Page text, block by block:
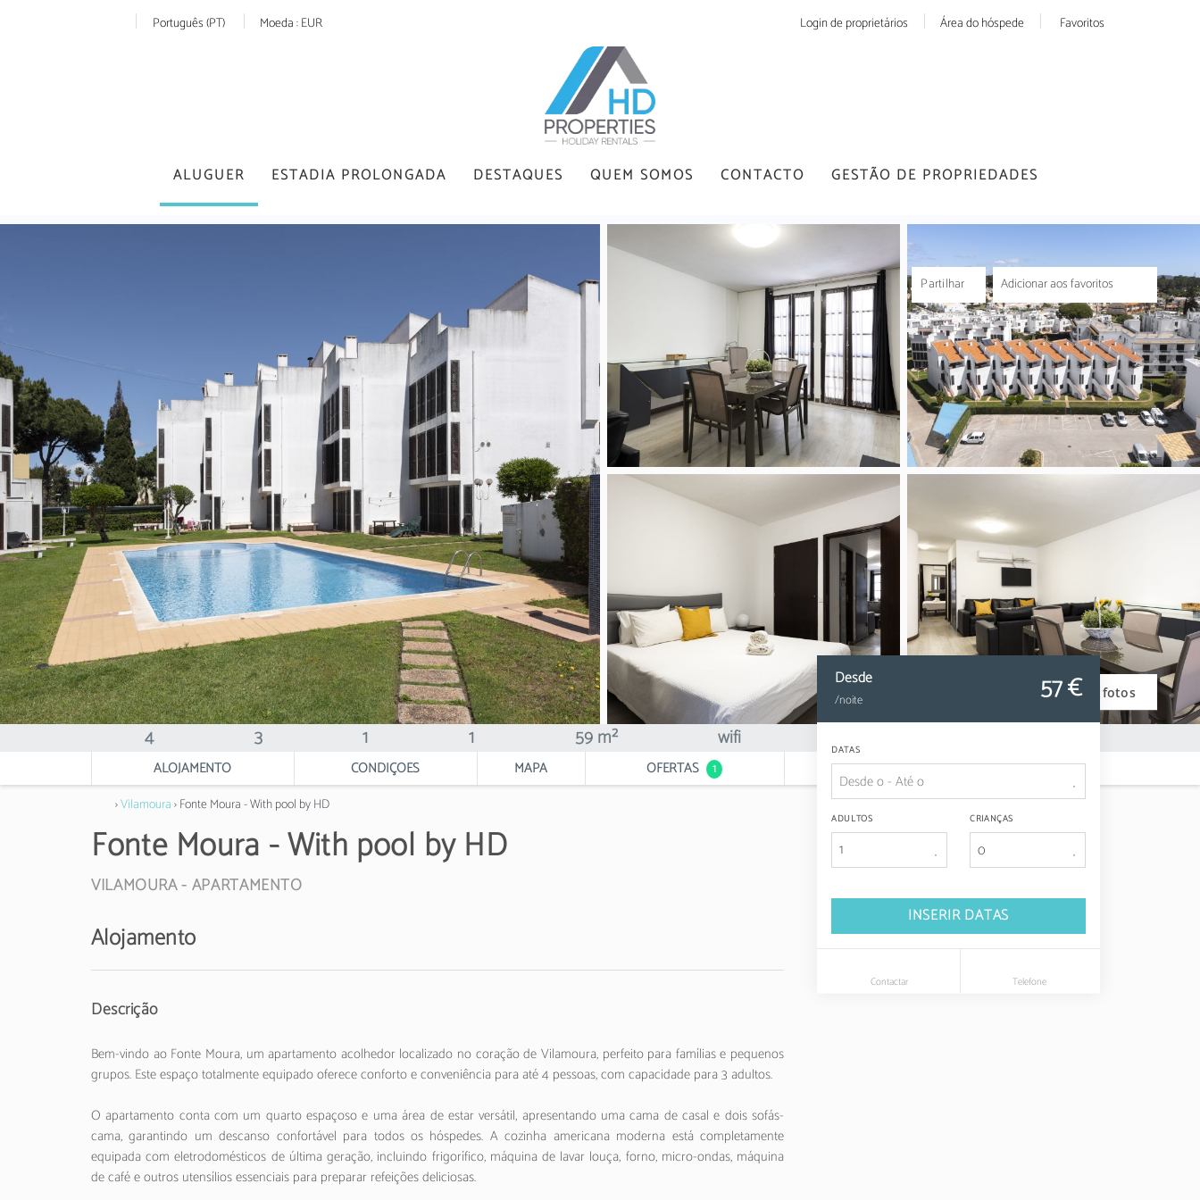
Português (PT) Moeda :EUR Favoritos
Área do hóspede
Login de proprietários
ALUGUER ESTADIA PROLONGADA DESTAQUES QUEM SOMOS CONTACTO GESTÃO DE PROPRIEDADES
Ver fotos
Adicionar aos favoritos
Partilhar
4 3 1 1 59 m² wifi
ALOJAMENTO CONDIÇÕES MAPA OFERTAS 1
›Vilamoura› Fonte Moura - With pool by HD
Fonte Moura - With pool by HD
VILAMOURA - APARTAMENTO
Desde
/noite 57 €
DATAS
ADULTOS
1
CRIANÇAS
INSERIR DATAS
Contactar Telefone
Alojamento
Descrição
Bem-vindo ao Fonte Moura, um apartamento acolhedor localizado no coração de Vilamoura, perfeito para famílias e pequenos
grupos. Este espaço totalmente equipado oferece conforto e conveniência para até 4 pessoas, com capacidade para 3 adultos.
O apartamento conta com um quarto espaçoso e uma área de estar versátil, apresentando uma cama de casal e dois sofás-
cama, garantindo um descanso confortável para todos os hóspedes. A cozinha americana moderna está completamente
equipada com eletrodomésticos de última geração, incluindo frigorífico, máquina de lavar louça, forno, micro-ondas, máquina
de café e outros utensílios essenciais para preparar refeições deliciosas.